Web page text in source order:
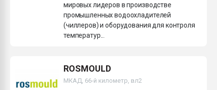
мировых лидеров в производстве
промышленных водоохладителей
(чиллеров) и оборудования для контроля
температур...
ROSMOULD
МКАД, 66-й километр, вл2